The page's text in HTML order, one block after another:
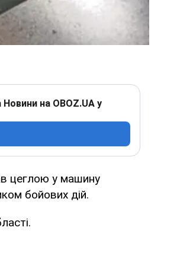
на OBOZ.UA у
цеглою у машину
бойових дій.